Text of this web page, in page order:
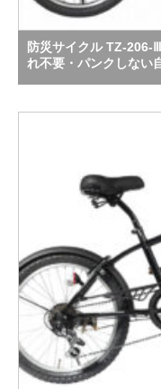
防災サイクル TZ-206-
れ不要・パンクしない